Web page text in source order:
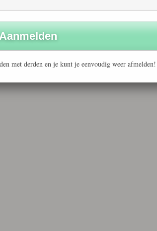
in Delft een bijeenkomst om met
Nederland. U kunt zich
met derden en je kunt je eenvoudig weer afmelden!